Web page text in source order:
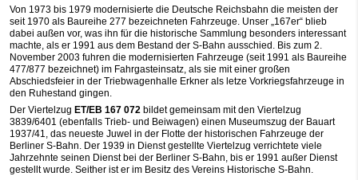
Von 1973 bis 1979 modernisierte die Deutsche Reichsbahn die meisten der
seit 1970 als Baureihe 277 bezeichneten Fahrzeuge. Unser „167er“ blieb
dabei außen vor, was ihn für die historische Sammlung besonders interessant
machte, als er 1991 aus dem Bestand der S-Bahn ausschied. Bis zum 2.
November 2003 fuhren die modernisierten Fahrzeuge (seit 1991 als Baureihe
477/877 bezeichnet) im Fahrgasteinsatz, als sie mit einer großen
Abschiedsfeier in der Triebwagenhalle Erkner als letze Vorkriegsfahrzeuge in
den Ruhestand gingen.
Der Viertelzug ET/EB 167 072 bildet gemeinsam mit den Viertelzug
3839/6401 (ebenfalls Trieb- und Beiwagen) einen Museumszug der Bauart
1937/41, das neueste Juwel in der Flotte der historischen Fahrzeuge der
Berliner S-Bahn. Der 1939 in Dienst gestellte Viertelzug verrichtete viele
Jahrzehnte seinen Dienst bei der Berliner S-Bahn, bis er 1991 außer Dienst
gestellt wurde. Seither ist er im Besitz des Vereins Historische S-Bahn.